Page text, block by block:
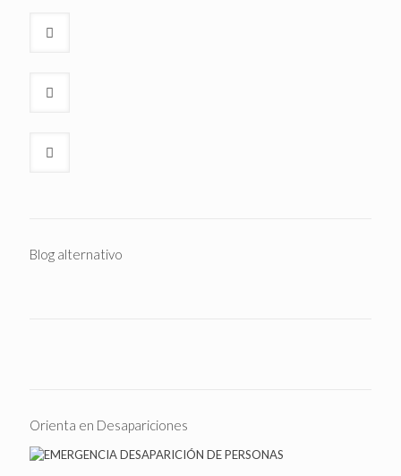
Blog alternativo
Orienta en Desapariciones